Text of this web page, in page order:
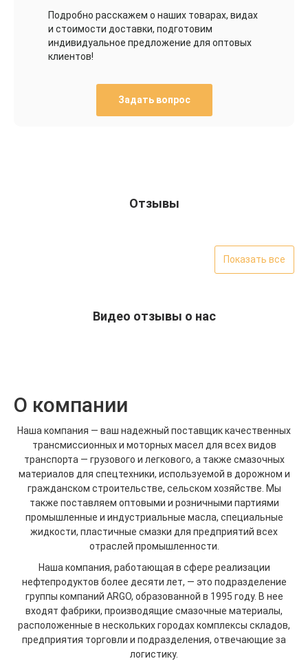
Подробно расскажем о наших товарах, видах
и стоимости доставки, подготовим
индивидуальное предложение для оптовых
клиентов!
Задать вопрос
Отзывы
Показать все
Видео отзывы о нас
О компании
Наша компания — ваш надежный поставщик качественных
трансмиссионных и моторных масел для всех видов
транспорта — грузового и легкового, а также смазочных
материалов для спецтехники, используемой в дорожном и
гражданском строительстве, сельском хозяйстве. Мы
также поставляем оптовыми и розничными партиями
промышленные и индустриальные масла, специальные
жидкости, пластичные смазки для предприятий всех
отраслей промышленности.
Наша компания, работающая в сфере реализации
нефтепродуктов более десяти лет, — это подразделение
группы компаний ARGO, образованной в 1995 году. В нее
входят фабрики, производящие смазочные материалы,
расположенные в нескольких городах комплексы складов,
предприятия торговли и подразделения, отвечающие за
логистику.